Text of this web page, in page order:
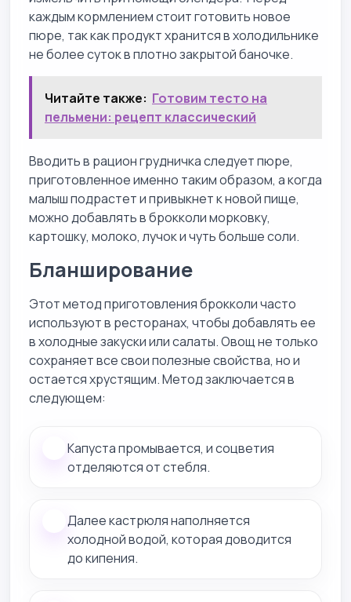
каждым кормлением стоит готовить новое
пюре, так как продукт хранится в холодильнике
не более суток в плотно закрытой баночке.
Читайте также: Готовим тесто на
пельмени: рецепт классический
Вводить в рацион грудничка следует пюре,
приготовленное именно таким образом, а когда
малыш подрастет и привыкнет к новой пище,
можно добавлять в брокколи морковку,
картошку, молоко, лучок и чуть больше соли.
Бланширование
Этот метод приготовления брокколи часто
используют в ресторанах, чтобы добавлять ее
в холодные закуски или салаты. Овощ не только
сохраняет все свои полезные свойства, но и
остается хрустящим. Метод заключается в
следующем:
Капуста промывается, и соцветия
отделяются от стебля.
Далее кастрюля наполняется
холодной водой, которая доводится
до кипения.